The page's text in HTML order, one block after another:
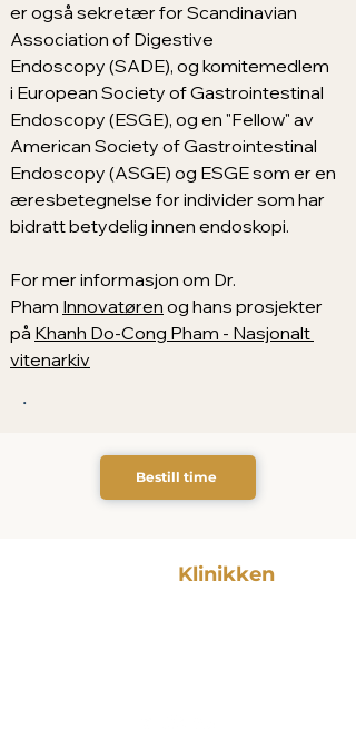
er også sekretær for Scandinavian
Association of Digestive
Endoscopy (SADE), og komitemedlem
i European Society of Gastrointestinal
Endoscopy (ESGE), og en "Fellow" av
American Society of Gastrointestinal
Endoscopy (ASGE) og ESGE som er en
æresbetegnelse for individer som har
bidratt betydelig innen endoskopi.
For mer informasjon om Dr.
Pham Innovatøren og hans prosjekter
på Khanh Do-Cong Pham - Nasjonalt
vitenarkiv
.
Bestill time
Klinikken